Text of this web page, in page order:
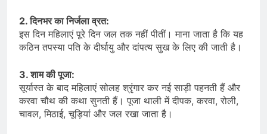
2. दिनभर का निर्जला व्रत:
इस दिन महिलाएं पूरे दिन जल तक नहीं पीतीं। माना जाता है कि यह
कठिन तपस्या पति के दीर्घायु और दांपत्य सुख के लिए की जाती है।
3. शाम की पूजा:
सूर्यास्त के बाद महिलाएं सोलह श्रृंगार कर नई साड़ी पहनती हैं और
करवा चौथ की कथा सुनती हैं। पूजा थाली में दीपक, करवा, रोली,
चावल, मिठाई, चूड़ियां और जल रखा जाता है।